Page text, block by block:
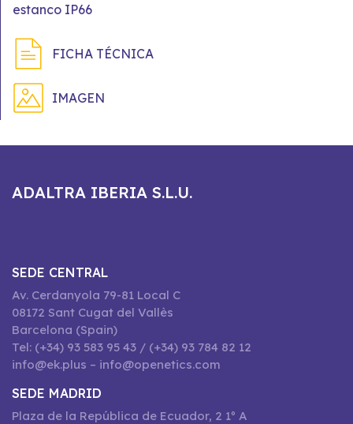
estanco IP66
FICHA TÉCNICA
IMAGEN
ADALTRA IBERIA S.L.U.
SEDE CENTRAL
Av. Cerdanyola 79-81 Local C
08172 Sant Cugat del Vallès
Barcelona (Spain)
Tel: (+34) 93 583 95 43 / (+34) 93 784 82 12
info@ek.plus – info@openetics.com
SEDE MADRID
Plaza de la República de Ecuador, 2 1º A